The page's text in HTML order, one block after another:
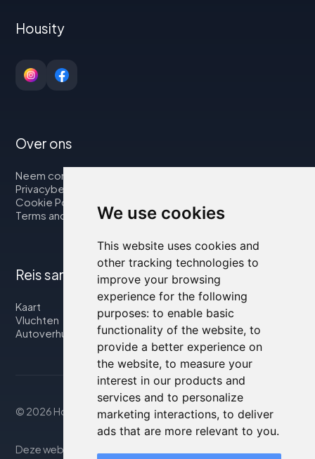
We use cookies
This website uses cookies and
other tracking technologies to
improve your browsing
experience for the following
purposes: to enable basic
functionality of the website, to
provide a better experience on
the website, to measure your
interest in our products and
services and to personalize
marketing interactions, to deliver
ads that are more relevant to you.
Housity
Over ons
Neem contact op met
Privacybeleid
Cookie Policy
Terms and Conditions
Reis samen met ons
Kaart
Vluchten
Autoverhuur
© 2026 Housity.net
Deze website biedt informatie uitsluitend ter. De